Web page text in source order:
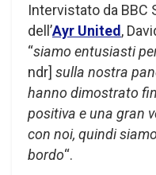
Intervistato da BBC
dell’Ayr United,
“siamo entusiasti
ndr] sulla nostra
hanno dimostrato
positiva e una gran
con noi, quindi
bordo“.